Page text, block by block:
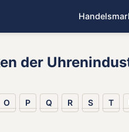
der
O P Q R S T